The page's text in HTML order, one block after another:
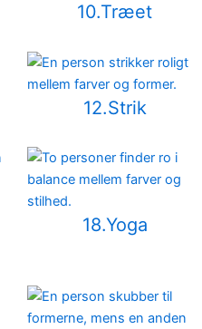
10.Træet
12.Strik
18.Yoga